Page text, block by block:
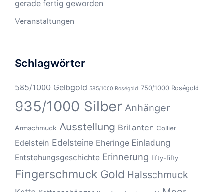
gerade fertig geworden
Veranstaltungen
Schlagwörter
585/1000 Gelbgold 585/1000 Roségold 750/1000 Roségold
935/1000 Silber Anhänger
Armschmuck Ausstellung Brillanten Collier
Edelstein Edelsteine Eheringe Einladung
Entstehungsgeschichte Erinnerung fifty-fifty
Fingerschmuck Gold Halsschmuck